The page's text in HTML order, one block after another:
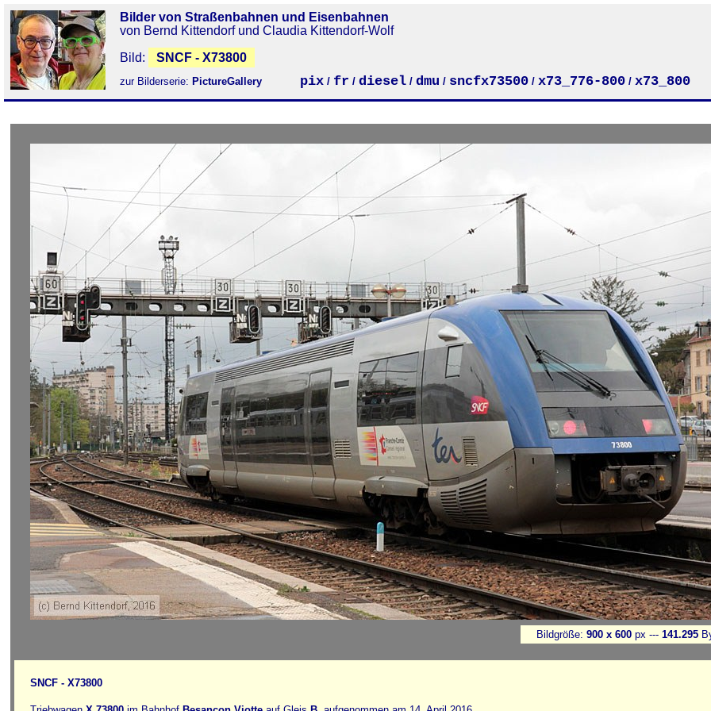
Bilder von Straßenbahnen und Eisenbahnen
von Bernd Kittendorf und Claudia Kittendorf-Wolf
Bild:
SNCF - X73800
zur Bilderserie: PictureGallery pix / fr / diesel / dmu / sncfx73500 / x73_776-800 / x73_800
Bildgröße: 900 x 600 px --- 141.295
SNCF - X73800